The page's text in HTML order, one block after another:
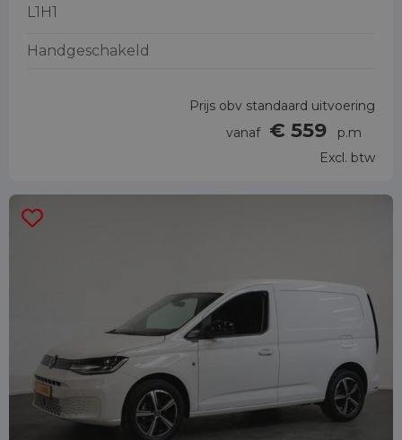
L1H1
Handgeschakeld
Prijs obv standaard uitvoering
vanaf € 559
p.m
Excl. btw